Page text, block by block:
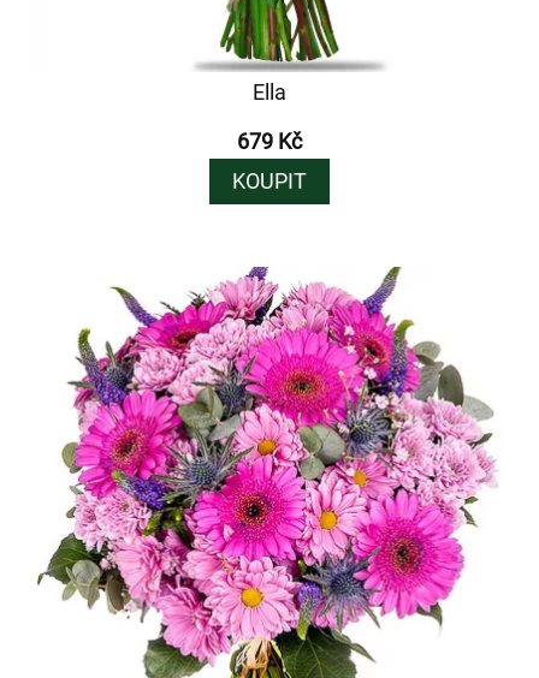
Ella
679 Kč
KOUPIT